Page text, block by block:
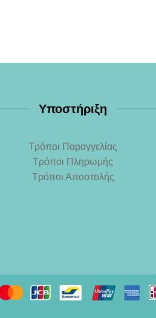
Υποστήριξη
Τρόποι Παραγγελίας
Τρόποι Πληρωμής
Τρόποι Αποστολής